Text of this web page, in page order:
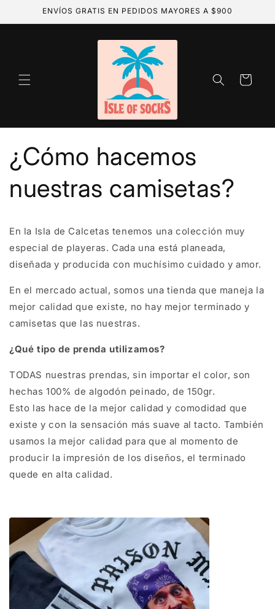
directamente
al contenido
ENVÍOS GRATIS EN PEDIDOS MAYORES A $900
Carrito
¿Cómo hacemos
nuestras camisetas?
En la Isla de Calcetas tenemos una colección muy
especial de playeras. Cada una está planeada,
diseñada y producida con muchísimo cuidado y amor.
En el mercado actual, somos una tienda que maneja la
mejor calidad que existe, no hay mejor terminado y
camisetas que las nuestras.
¿Qué tipo de prenda utilizamos?
TODAS nuestras prendas, sin importar el color, son
hechas 100% de algodón peinado, de 150gr.
Esto las hace de la mejor calidad y comodidad que
existe y con la sensación más suave al tacto. También
usamos la mejor calidad para que al momento de
producir la impresión de los diseños, el terminado
quede en alta calidad.